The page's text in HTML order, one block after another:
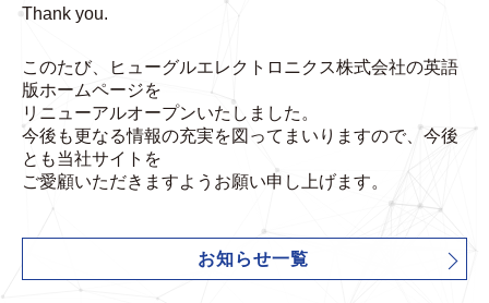
Thank you.
このたび、ヒューグルエレクトロニクス株式会社の英語
版ホームページを
リニューアルオープンいたしました。
今後も更なる情報の充実を図ってまいりますので、今後
とも当社サイトを
ご愛顧いただきますようお願い申し上げます。
お知らせ一覧